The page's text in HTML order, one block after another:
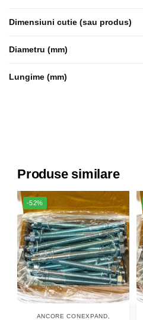
Dimensiuni cutie (sau produs)
Diametru (mm)
Lungime (mm)
Produse similare
-52%
ANCORE CONEXPAND